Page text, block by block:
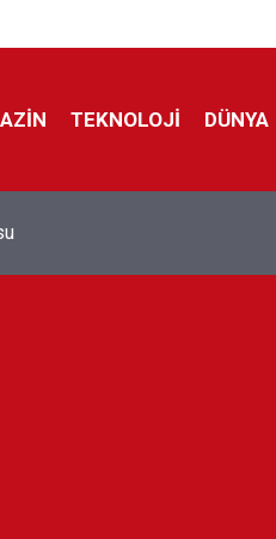
TEKNOLOJİ DÜNYA